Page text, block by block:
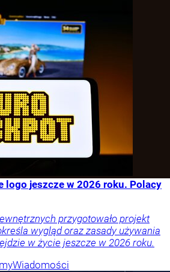
logo jeszcze w 2026 roku. Polacy
przygotowało projekt
wygląd oraz zasady używania
w życie jeszcze w 2026 roku.
Wiadomości